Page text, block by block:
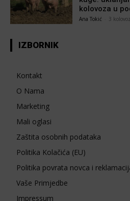
kolovoza u
Ana Tokić 3
IZBORNIK
Kontakt
O Nama
Marketing
Mali oglasi
Zaštita osobnih podataka
Politika Kolačića (EU)
Politika povrata novca i
Vaše Primjedbe
Impressum